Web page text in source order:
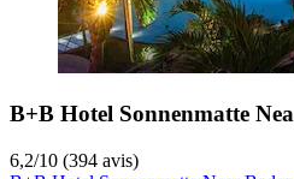
B+B Hotel Sonnenmatte
6,2/10 (394 avis)